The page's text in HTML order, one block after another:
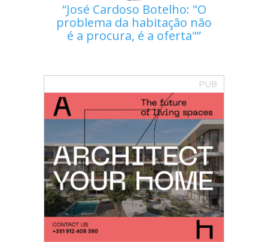
José Cardoso Botelho: "O
problema da habitação não
é a procura, é a oferta"
PUB